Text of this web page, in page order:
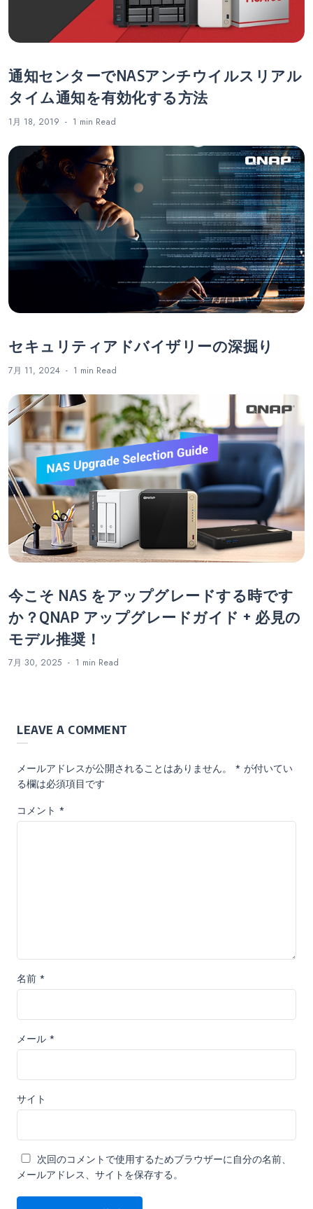
通知センターでNASアンチウイルスリアル
タイム通知を有効化する方法
1月 18, 2019 1 min Read
セキュリティアドバイザリーの深掘り
7月 11, 2024 1 min Read
今こそ NAS をアップグレードする時です
か？QNAP アップグレードガイド + 必見の
モデル推奨！
7月 30, 2025 1 min Read
LEAVE A COMMENT
メールアドレスが公開されることはありません。 * が付いてい
る欄は必須項目です
コメント *
名前 *
メール *
サイト
次回のコメントで使用するためブラウザーに自分の名前、
メールアドレス、サイトを保存する。